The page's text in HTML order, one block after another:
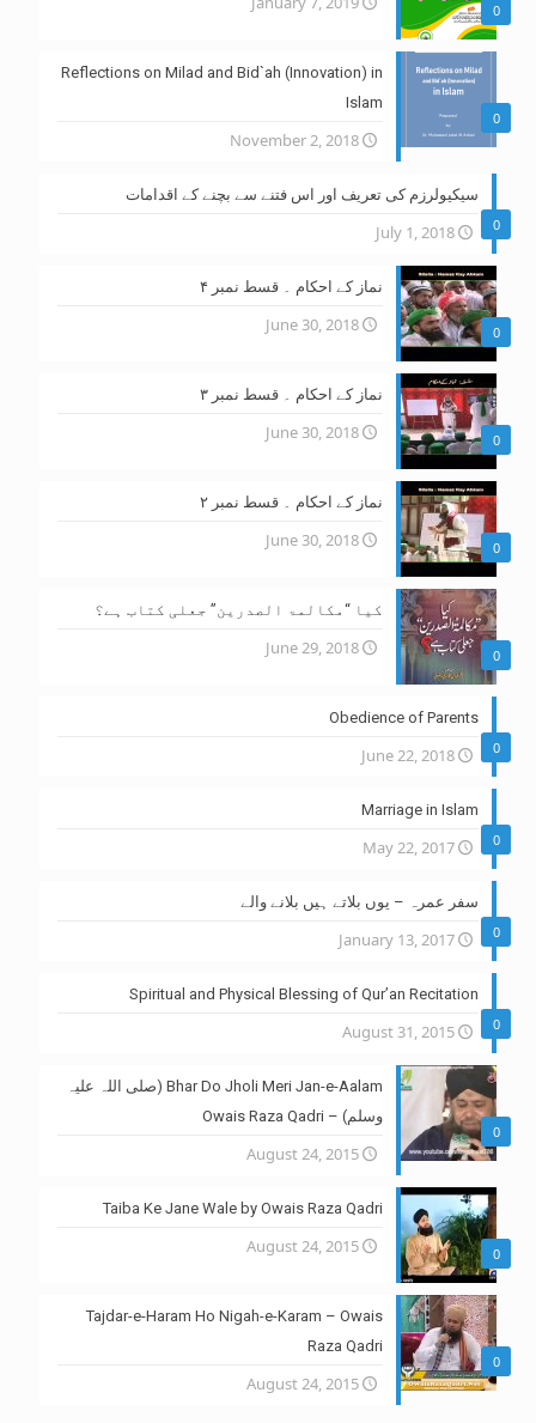
0
0
Reflections on Milad and Bid`ah (Innovation) in
Islam
November 2, 2018
0
سیکیولرزم کی تعریف اور اس فتنے سے بچنے کے اقدامات
July 1, 2018
0
نماز کے احکام ۔ قسط نمبر ۴
June 30, 2018
0
نماز کے احکام ۔ قسط نمبر ۳
June 30, 2018
0
نماز کے احکام ۔ قسط نمبر ۲
June 30, 2018
0
کیا “مکالمۃ الصدرین” جعلی کتاب ہے؟
June 29, 2018
0
Obedience of Parents
June 22, 2018
0
Marriage in Islam
May 22, 2017
0
سفر عمرہ – یوں بلاتے ہیں بلانے والے
January 13, 2017
0
Spiritual and Physical Blessing of Qur’an Recitation
August 31, 2015
0
Bhar Do Jholi Meri Jan-e-Aalam (صلی اللہ علیہ
وسلم) – Owais Raza Qadri
August 24, 2015
0
Taiba Ke Jane Wale by Owais Raza Qadri
August 24, 2015
0
Tajdar-e-Haram Ho Nigah-e-Karam – Owais
Raza Qadri
August 24, 2015